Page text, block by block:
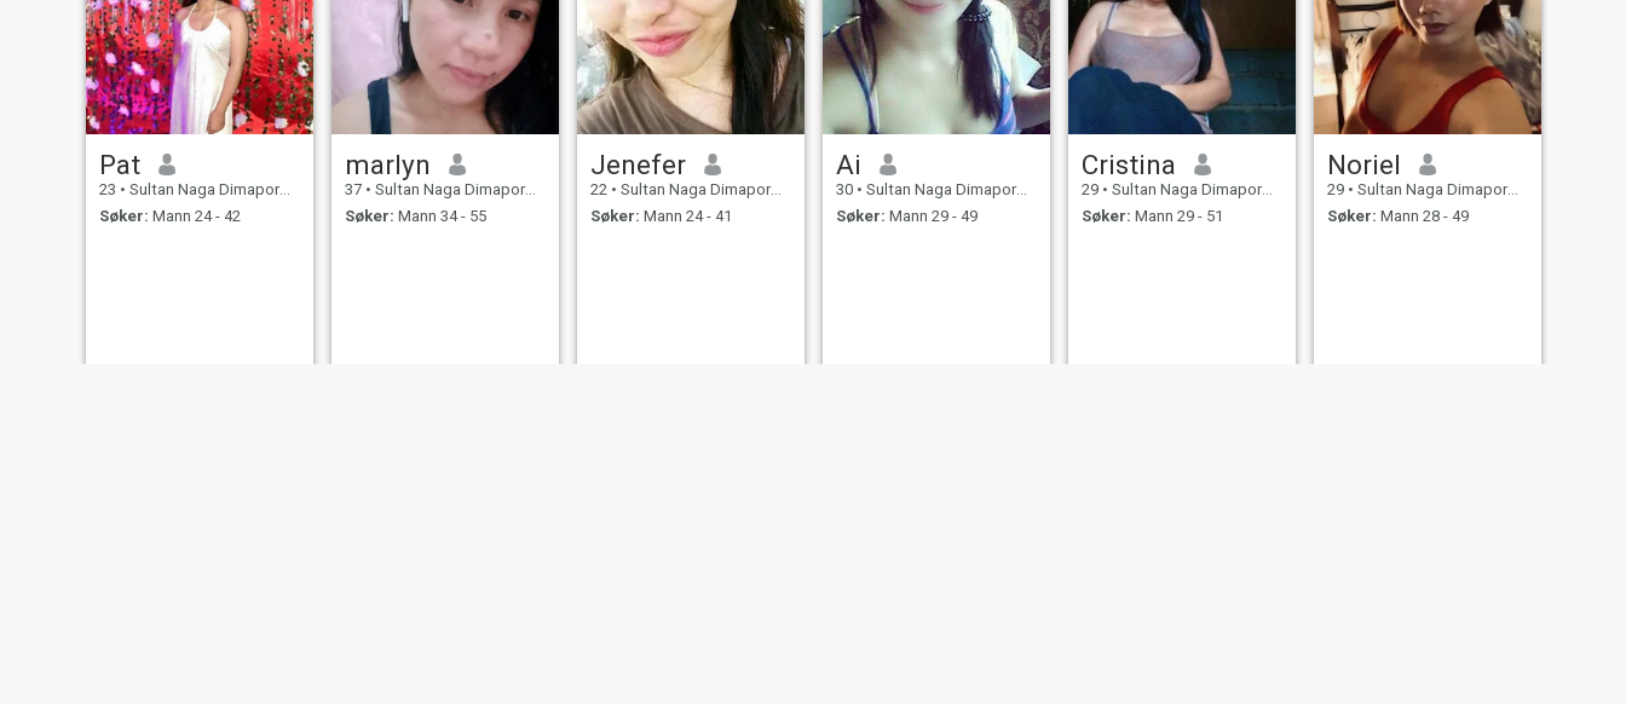
Pat
23 • Sultan Naga Dimaporo, Lanao del Norte, Filippinene
Søker: Mann 24 - 42
marlyn
37 • Sultan Naga Dimaporo, Lanao del Norte, Filippinene
Søker: Mann 34 - 55
Jenefer
22 • Sultan Naga Dimaporo, Lanao del Norte, Filippinene
Søker: Mann 24 - 41
Ai
30 • Sultan Naga Dimaporo, Lanao del Norte, Filippinene
Søker: Mann 29 - 49
Cristina
29 • Sultan Naga Dimaporo, Lanao del Norte, Filippinene
Søker: Mann 29 - 51
Noriel
29 • Sultan Naga Dimaporo, Lanao del Norte, Filippinene
Søker: Mann 28 - 49